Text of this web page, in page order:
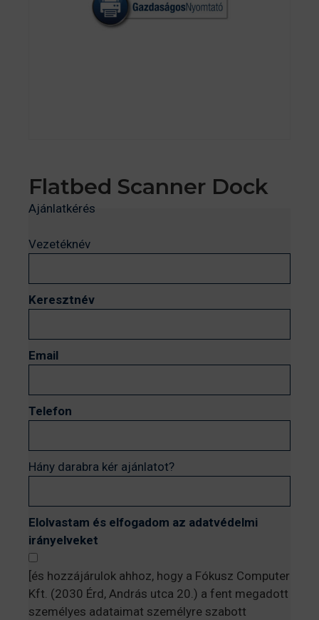
Flatbed Scanner Dock
Ajánlatkérés
Vezetéknév
Keresztnév
Email
Telefon
Hány darabra kér ajánlatot?
Elolvastam és elfogadom az adatvédelmi
irányelveket
[és hozzájárulok ahhoz, hogy a Fókusz Computer
Kft. (2030 Érd, András utca 20.) a fent megadott
személyes adataimat személyre szabott